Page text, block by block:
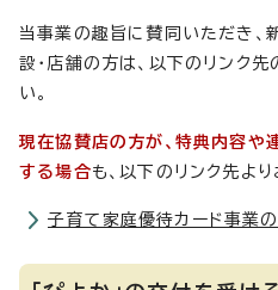
当事業の趣旨に賛同いただき、
設・店舗の方は、以下のリンク
い。
現在協賛店の方が、特典内容や
する場合も、以下のリンク先よ
子育て家庭優待カード事業